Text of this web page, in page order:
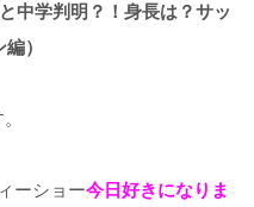
中学判明？！身長は？サッ
）
ーショー今日好きになりま